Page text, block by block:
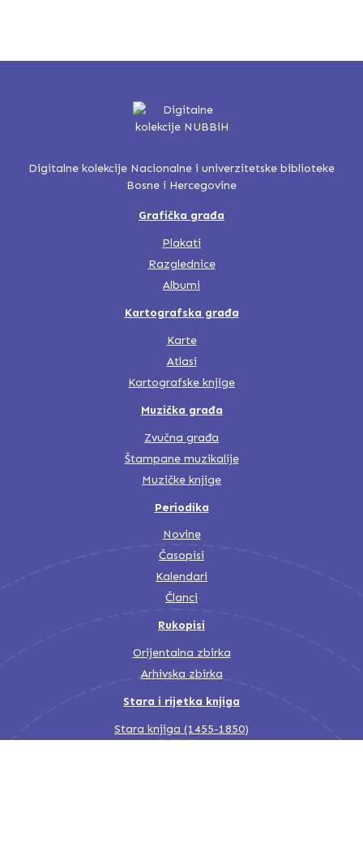
Digitalne kolekcije Nacionalne i univerzitetske biblioteke
Bosne i Hercegovine
Grafička građa
Plakati
Razglednice
Albumi
Kartografska građa
Karte
Atlasi
Kartografske knjige
Muzička građa
Zvučna građa
Štampane muzikalije
Muzičke knjige
Periodika
Novine
Časopisi
Kalendari
Članci
Rukopisi
Orijentalna zbirka
Arhivska zbirka
Stara i rijetka knjiga
Stara knjiga (1455-1850)